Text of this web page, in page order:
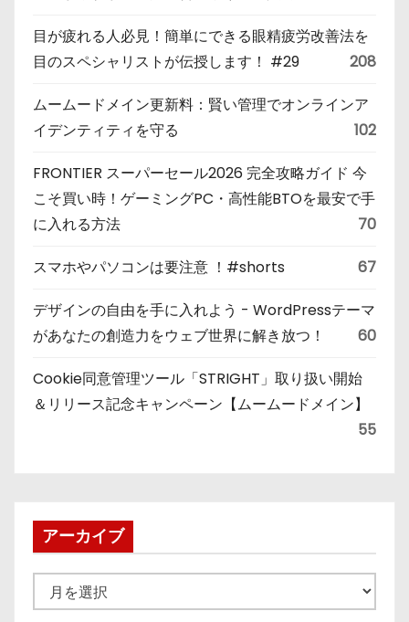
目が疲れる人必見！簡単にできる眼精疲労改善法を
目のスペシャリストが伝授します！ #29
208
ムームードメイン更新料：賢い管理でオンラインア
イデンティティを守る
102
FRONTIER スーパーセール2026 完全攻略ガイド 今
こそ買い時！ゲーミングPC・高性能BTOを最安で手
に入れる方法
70
スマホやパソコンは要注意 ！#shorts 67
デザインの自由を手に入れよう - WordPressテーマ
があなたの創造力をウェブ世界に解き放つ！
60
Cookie同意管理ツール「STRIGHT」取り扱い開始
＆リリース記念キャンペーン【ムームードメイン】
55
アーカイブ
ー